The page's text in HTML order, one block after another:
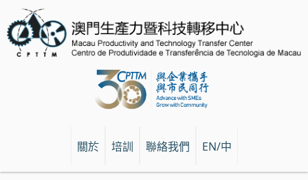
關於 培訓 聯絡我們 EN/中